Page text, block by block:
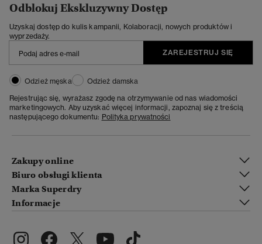
Odblokuj Ekskluzywny Dostęp
Uzyskaj dostęp do kulis kampanii, Kolaboracji, nowych produktów i
wyprzedaży.
ZAREJESTRUJ SIĘ
Odzież męska
Odzież damska
Rejestrując się, wyrażasz zgodę na otrzymywanie od nas wiadomości
marketingowych. Aby uzyskać więcej informacji, zapoznaj się z treścią
następującego dokumentu: Polityka prywatności
Zakupy online
Biuro obsługi klienta
Marka Superdry
Informacje